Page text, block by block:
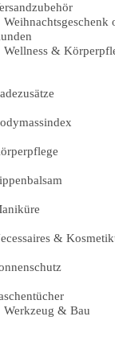
Wellness &
&
Werkzeug & Bau